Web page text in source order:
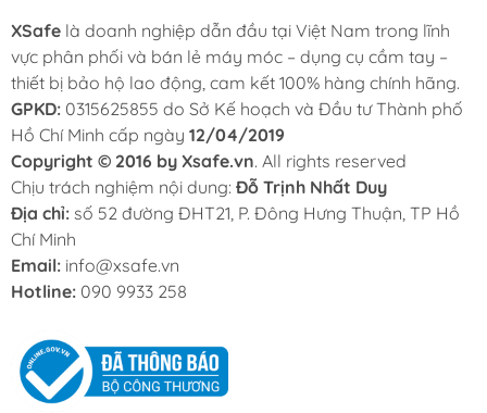
XSafe là doanh nghiệp dẫn đầu tại Việt Nam trong lĩnh
vực phân phối và bán lẻ máy móc – dụng cụ cầm tay –
thiết bị bảo hộ lao động, cam kết 100% hàng chính hãng.
GPKD: 0315625855 do Sở Kế hoạch và Đầu tư Thành phố
Hồ Chí Minh cấp ngày 12/04/2019
Copyright © 2016 by Xsafe.vn. All rights reserved
Chịu trách nghiệm nội dung: Đỗ Trịnh Nhất Duy
Địa chỉ: số 52 đường ĐHT21, P. Đông Hưng Thuận, TP Hồ
Chí Minh
Email: info@xsafe.vn
Hotline: 090 9933 258